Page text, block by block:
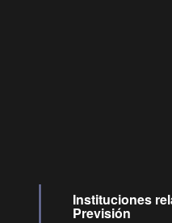
Instituciones
Previsión